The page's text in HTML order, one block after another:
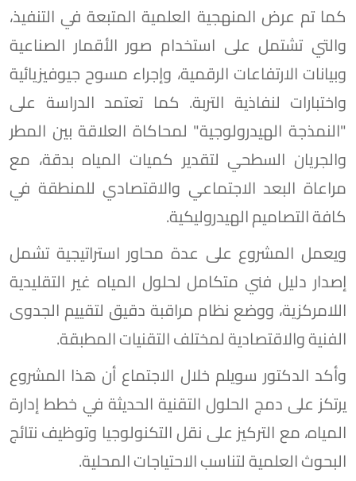
كما تم عرض المنهجية العلمية المتبعة في التنفيذ،
والتي تشتمل على استخدام صور الأقمار الصناعية
وبيانات الارتفاعات الرقمية، وإجراء مسوح جيوفيزيائية
واختبارات لنفاذية التربة. كما تعتمد الدراسة على
"النمذجة الهيدرولوجية" لمحاكاة العلاقة بين المطر
والجريان السطحي لتقدير كميات المياه بدقة، مع
مراعاة البعد الاجتماعي والاقتصادي للمنطقة في
كافة التصاميم الهيدروليكية.
ويعمل المشروع على عدة محاور استراتيجية تشمل
إصدار دليل فني متكامل لحلول المياه غير التقليدية
اللامركزية، ووضع نظام مراقبة دقيق لتقييم الجدوى
الفنية والاقتصادية لمختلف التقنيات المطبقة.
وأكد الدكتور سويلم خلال الاجتماع أن هذا المشروع
يرتكز على دمج الحلول التقنية الحديثة في خطط إدارة
المياه، مع التركيز على نقل التكنولوجيا وتوظيف نتائج
البحوث العلمية لتناسب الاحتياجات المحلية.